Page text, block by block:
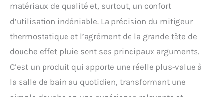
matériaux de qualité et, surtout, un confort
d’utilisation indéniable. La précision du mitigeur
thermostatique et l’agrément de la grande tête de
douche effet pluie sont ses principaux arguments.
C’est un produit qui apporte une réelle plus-value à
la salle de bain au quotidien, transformant une